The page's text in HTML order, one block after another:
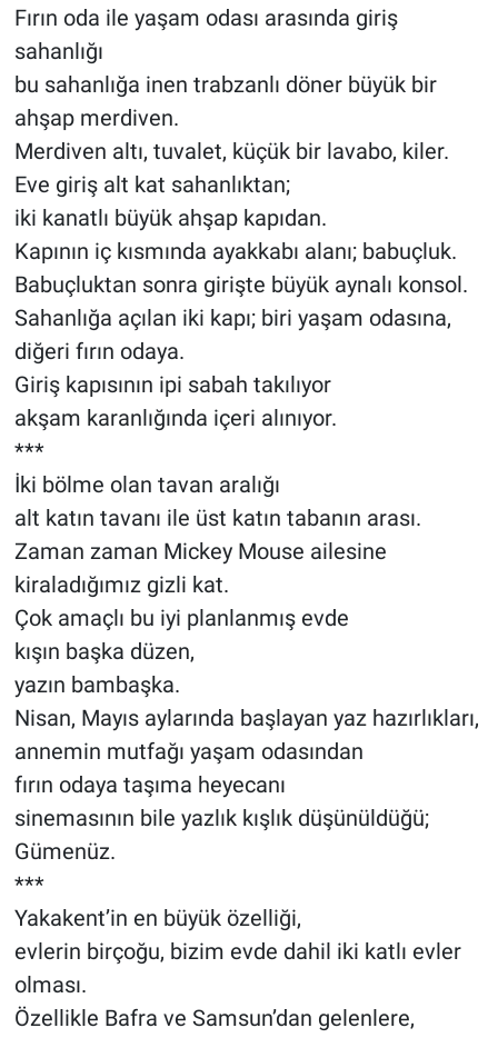
Fırın oda ile yaşam odası arasında giriş
sahanlığı
bu sahanlığa inen trabzanlı döner büyük bir
ahşap merdiven.
Merdiven altı, tuvalet, küçük bir lavabo, kiler.
Eve giriş alt kat sahanlıktan;
iki kanatlı büyük ahşap kapıdan.
Kapının iç kısmında ayakkabı alanı; babuçluk.
Babuçluktan sonra girişte büyük aynalı konsol.
Sahanlığa açılan iki kapı; biri yaşam odasına,
diğeri fırın odaya.
Giriş kapısının ipi sabah takılıyor
akşam karanlığında içeri alınıyor.
***
İki bölme olan tavan aralığı
alt katın tavanı ile üst katın tabanın arası.
Zaman zaman Mickey Mouse ailesine
kiraladığımız gizli kat.
Çok amaçlı bu iyi planlanmış evde
kışın başka düzen,
yazın bambaşka.
Nisan, Mayıs aylarında başlayan yaz hazırlıkları,
annemin mutfağı yaşam odasından
fırın odaya taşıma heyecanı
sinemasının bile yazlık kışlık düşünüldüğü;
Gümenüz.
***
Yakakent’in en büyük özelliği,
evlerin birçoğu, bizim evde dahil iki katlı evler
olması.
Özellikle Bafra ve Samsun’dan gelenlere,